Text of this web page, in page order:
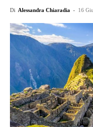
Di Alessandra Chiaradia - 16